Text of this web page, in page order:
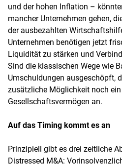
und der hohen Inflation –
mancher Unternehmen gehen,
der ausbezahlten
Unternehmen benötigen jetzt
Liquidität zu stärken und
Sind die klassischen Wege wie
Umschuldungen ausgeschöpft,
zusätzliche Möglichkeit noch
Gesellschaftsvermögen an.
Auf das Timing kommt es an
Prinzipiell gibt es drei zeitliche
Distressed M&A: